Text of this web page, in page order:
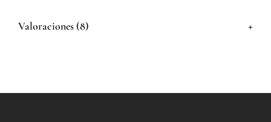
Valoraciones (8) +